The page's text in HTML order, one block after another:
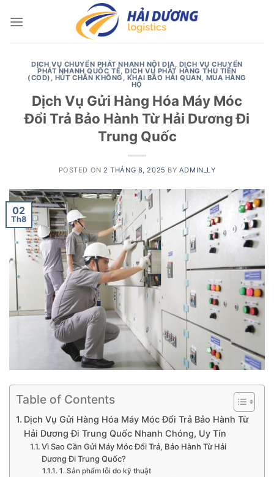
DỊCH VỤ CHUYỂN PHÁT NHANH NỘI ĐỊA, DỊCH VỤ CHUYỂN
PHÁT NHANH QUỐC TẾ,DỊCH VỤ PHÁT HÀNG THU TIỀN
(COD) , HÚT CHÂN KHÔNG , KHAI BÁO HẢI QUAN, MUA HÀNG
HỘ
Dịch Vụ Gửi Hàng Hóa Máy Móc
Đổi Trả Bảo Hành Từ Hải Dương Đi
Trung Quốc
POSTED ON 2 THÁNG 8, 2025 BY ADMIN_LY
02
Th8
Table of Contents
Dịch Vụ Gửi Hàng Hóa Máy Móc Đổi Trả Bảo Hành Từ
Hải Dương Đi Trung Quốc Nhanh Chóng, Uy Tín
Vì Sao Cần Gửi Máy Móc Đổi Trả, Bảo Hành Từ Hải
Dương Đi Trung Quốc?
1. Sản phẩm lỗi do kỹ thuật